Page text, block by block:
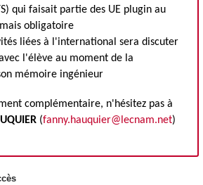
) qui faisait partie des UE plugin au
obligatoire
liées à l'international sera discuter
l'élève au moment de la
mémoire ingénieur
complémentaire, n'hésitez pas à
(fanny.hauquier@lecnam.net)